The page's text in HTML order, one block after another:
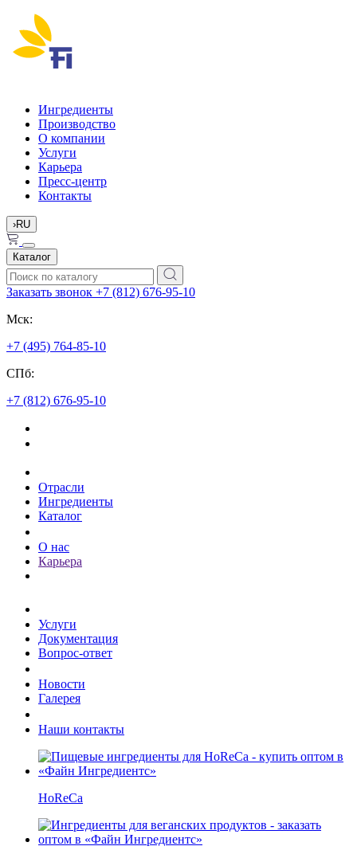
Ингредиенты
Производство
О компании
Услуги
Карьера
Пресс-центр
Контакты
›RU
Каталог
Заказать звонок +7 (812) 676-95-10
Мск:
+7 (495) 764-85-10
СПб:
+7 (812) 676-95-10
Отрасли
Ингредиенты
Каталог
О нас
Карьера
Услуги
Документация
Вопрос-ответ
Новости
Галерея
Наши контакты
HoReCa